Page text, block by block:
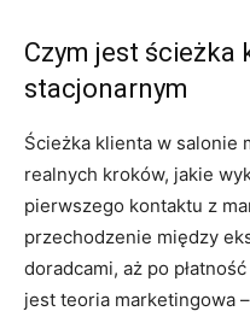
Czym jest ścieżka
stacjonarnym
Ścieżka klienta w salonie
realnych kroków, jakie
pierwszego kontaktu z
przechodzenie między
doradcami, aż po
jest teoria marketingowa